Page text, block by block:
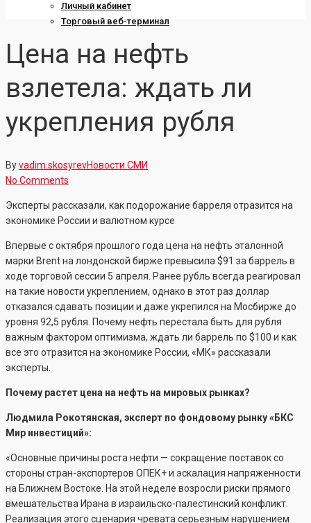
Личный кабинет
Торговый веб-терминал
Цена на нефть
взлетела: ждать ли
укрепления рубля
Byvadim.skosyrevНовости СМИ
No Comments
Эксперты рассказали, как подорожание барреля отразится на
экономике России и валютном курсе
Впервые с октября прошлого года цена на нефть эталонной
марки Brent на лондонской бирже превысила $91 за баррель в
ходе торговой сессии 5 апреля. Ранее рубль всегда реагировал
на такие новости укреплением, однако в этот раз доллар
отказался сдавать позиции и даже укрепился на Мосбирже до
уровня 92,5 рубля. Почему нефть перестала быть для рубля
важным фактором оптимизма, ждать ли баррель по $100 и как
все это отразится на экономике России, «МК» рассказали
эксперты.
Почему растет цена на нефть на мировых рынках?
Людмила Рокотянская, эксперт по фондовому рынку «БКС
Мир инвестиций»:
«Основные причины роста нефти — сокращение поставок со
стороны стран-экспортеров ОПЕК+ и эскалация напряженности
на Ближнем Востоке. На этой неделе возросли риски прямого
вмешательства Ирана в израильско-палестинский конфликт.
Реализация этого сценария чревата серьезным нарушением